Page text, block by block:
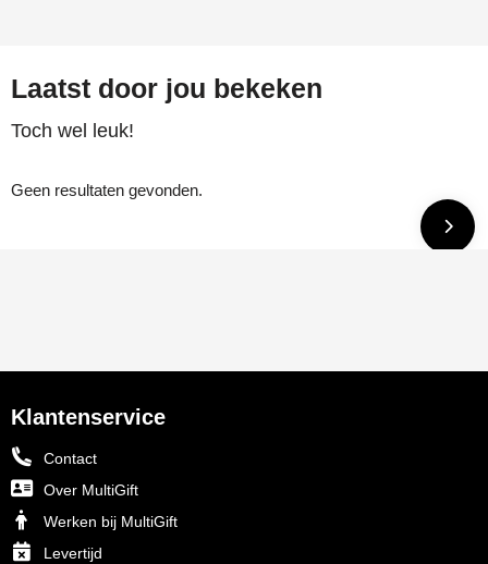
Laatst door jou bekeken
Toch wel leuk!
Geen resultaten gevonden.
Klantenservice
Contact
Over MultiGift
Werken bij MultiGift
Levertijd